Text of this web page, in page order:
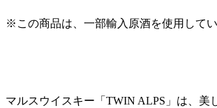
※この商品は、一部輸入原酒を使用してい
マルスウイスキー「TWIN ALPS」は、美